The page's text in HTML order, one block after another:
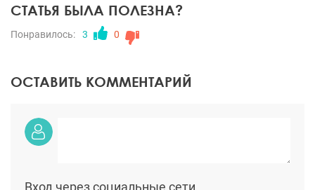
СТАТЬЯ БЫЛА ПОЛЕЗНА?
Понравилось: 3 0
ОСТАВИТЬ КОММЕНТАРИЙ
Вход через социальные сети